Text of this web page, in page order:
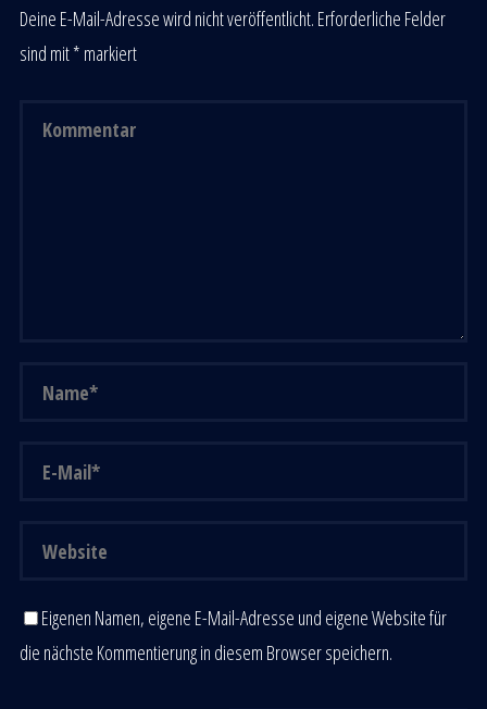
Deine E-Mail-Adresse wird nicht veröffentlicht. Erforderliche Felder
sind mit* markiert
Eigenen Namen, eigene E-Mail-Adresse und eigene Website für
die nächste Kommentierung in diesem Browser speichern.